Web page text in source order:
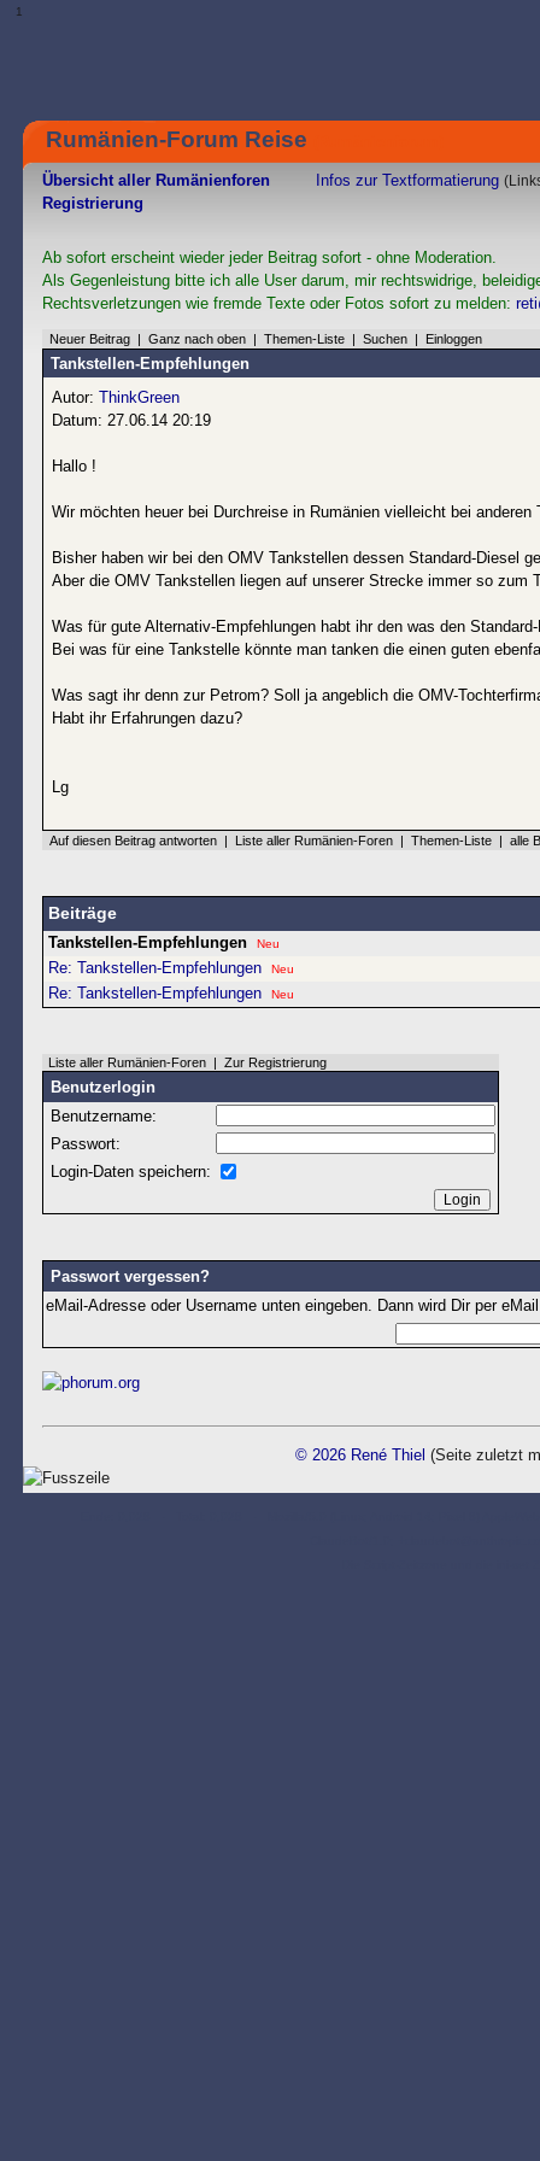
1
Rumänien-Forum Reise
Übersicht aller Rumänienforen
Registrierung
Infos zur Textformatierung
Ab sofort erscheint wieder jeder Beitrag sofort - ohne Moderation.
Als Gegenleistung bitte ich alle User darum, mir rechtswidrige,
Rechtsverletzungen wie fremde Texte oder Fotos sofort zu melden:
Neuer Beitrag| Ganz nach oben| Themen-Liste| Suchen| Einloggen
Tankstellen-Empfehlungen
Autor: ThinkGreen
Datum: 27.06.14 20:19
Hallo !
Wir möchten heuer bei Durchreise in Rumänien vielleicht bei
Bisher haben wir bei den OMV Tankstellen dessen Standard-Diesel
Aber die OMV Tankstellen liegen auf unserer Strecke immer so zum
Was für gute Alternativ-Empfehlungen habt ihr den was den
Bei was für eine Tankstelle könnte man tanken die einen guten
Was sagt ihr denn zur Petrom? Soll ja angeblich die OMV-
Habt ihr Erfahrungen dazu?
Lg
Auf diesen Beitrag antworten| Liste aller Rumänien-Foren| Themen-Liste| alle
Beiträge
Tankstellen-Empfehlungen Neu
Re: Tankstellen-Empfehlungen Neu
Re: Tankstellen-Empfehlungen Neu
Liste aller Rumänien-Foren| Zur Registrierung
Benutzerlogin
Benutzername:
Passwort:
Login-Daten speichern:
Passwort vergessen?
eMail-Adresse oder Username unten eingeben. Dann wird Dir per
© 2026 René Thiel (Seite zuletzt